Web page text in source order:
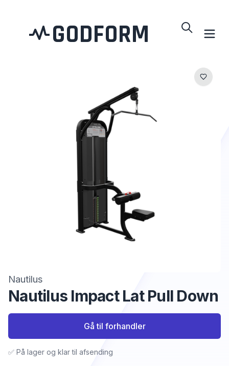
GODFORM
Nautilus
Nautilus Impact Lat Pull Down
✅ På lager og klar til afsending
Gå til forhandler